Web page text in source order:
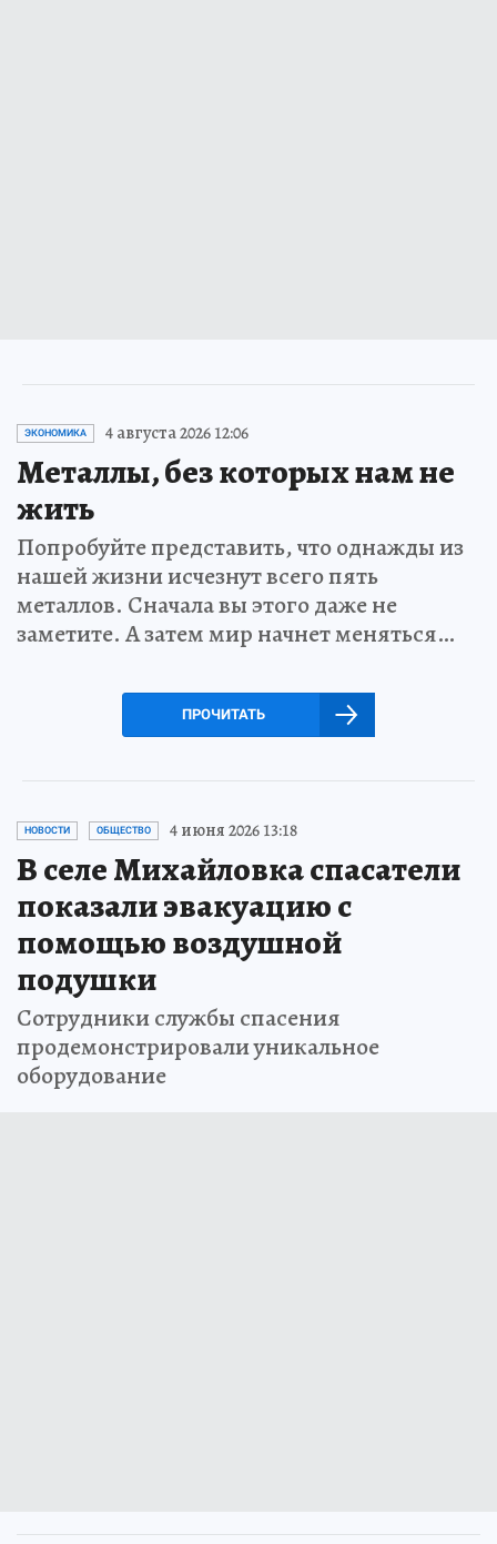
ЭКОНОМИКА 4 августа 2026 12:06
Металлы, без которых нам не
жить
Попробуйте представить, что однажды из
нашей жизни исчезнут всего пять
металлов. Сначала вы этого даже не
заметите. А затем мир начнет меняться…
ПРОЧИТАТЬ
НОВОСТИ ОБЩЕСТВО 4 июня 2026 13:18
В селе Михайловка спасатели
показали эвакуацию с
помощью воздушной
подушки
Сотрудники службы спасения
продемонстрировали уникальное
оборудование